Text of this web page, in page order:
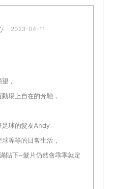
2023-04-11
，
場上自在的奔馳，
足球的髮友Andy
等等的日常生活，
貼下~髮片仍然會乖乖就定